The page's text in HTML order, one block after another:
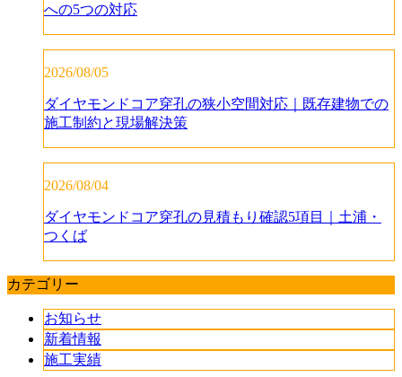
への5つの対応
2026/08/05
ダイヤモンドコア穿孔の狭小空間対応｜既存建物での
施工制約と現場解決策
2026/08/04
ダイヤモンドコア穿孔の見積もり確認5項目｜土浦・
つくば
カテゴリー
お知らせ
新着情報
施工実績